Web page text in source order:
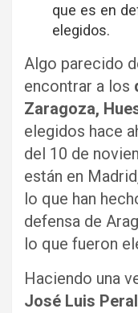
que es en
elegidos.
Algo parecido
encontrar a los
Zaragoza,
elegidos hace
del 10 de
están en
lo que han
defensa de
lo que fueron
Haciendo una
José Luis